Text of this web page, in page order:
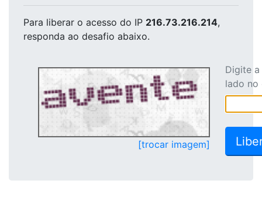
Para liberar o acesso do IP 216.73.216.214,
responda ao desafio abaixo.
[trocar imagem]
Digite
lado no